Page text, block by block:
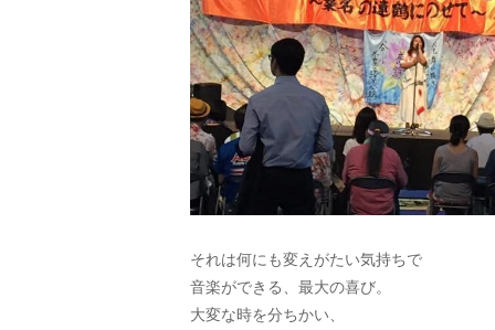
それは何にも変えがたい気持ちで
音楽ができる、最大の喜び。
大変な時を分ちかい、